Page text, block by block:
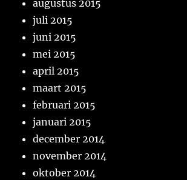
augustus 2015
juli 2015
juni 2015
mei 2015
april 2015
maart 2015
februari 2015
januari 2015
december 2014
november 2014
oktober 2014